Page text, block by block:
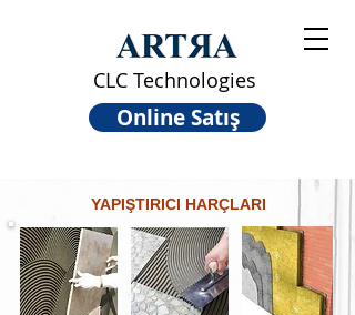
CLC Technologies
Online Satış
YAPIŞTIRICI HARÇLARI